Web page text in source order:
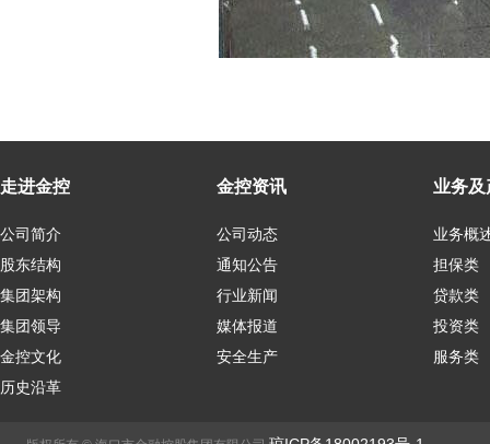
走进金控
公司简介
股东结构
集团架构
集团领导
金控文化
历史沿革
金控资讯
公司动态
通知公告
行业新闻
媒体报道
安全生产
业务及
业务概
担保类
贷款类
投资类
服务类